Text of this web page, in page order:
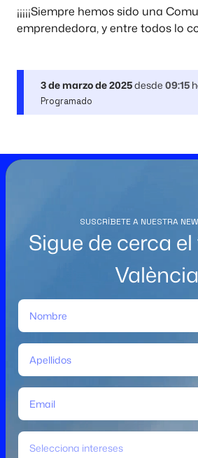
¡¡¡¡¡Siempre hemos sido una
emprendedora, y entre todos lo
3 de marzo de 2025desde 09:15
Programado
SUSCRÍBETE A NUESTRA
Sigue de cerca
València
Selecciona intereses